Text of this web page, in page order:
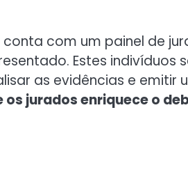
conta com um painel de
Estes indivíduos
as evidências e emitir
jurados enriquece o